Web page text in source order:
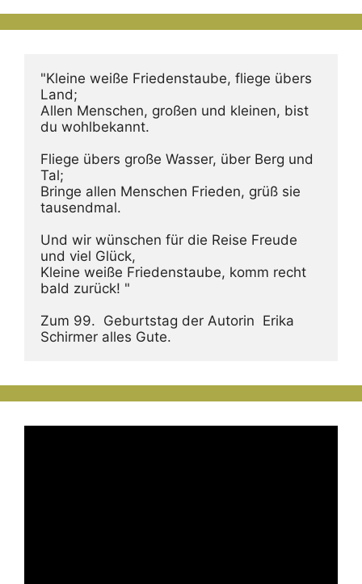
"Kleine weiße Friedenstaube, fliege übers
Land;
Allen Menschen, großen und kleinen, bist
du wohlbekannt.
Fliege übers große Wasser, über Berg und
Tal;
Bringe allen Menschen Frieden, grüß sie
tausendmal.
Und wir wünschen für die Reise Freude
und viel Glück,
Kleine weiße Friedenstaube, komm recht
bald zurück! "
Zum 99.  Geburtstag der Autorin  Erika
Schirmer alles Gute.